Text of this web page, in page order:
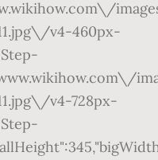
v4-460px-
v4-728px-